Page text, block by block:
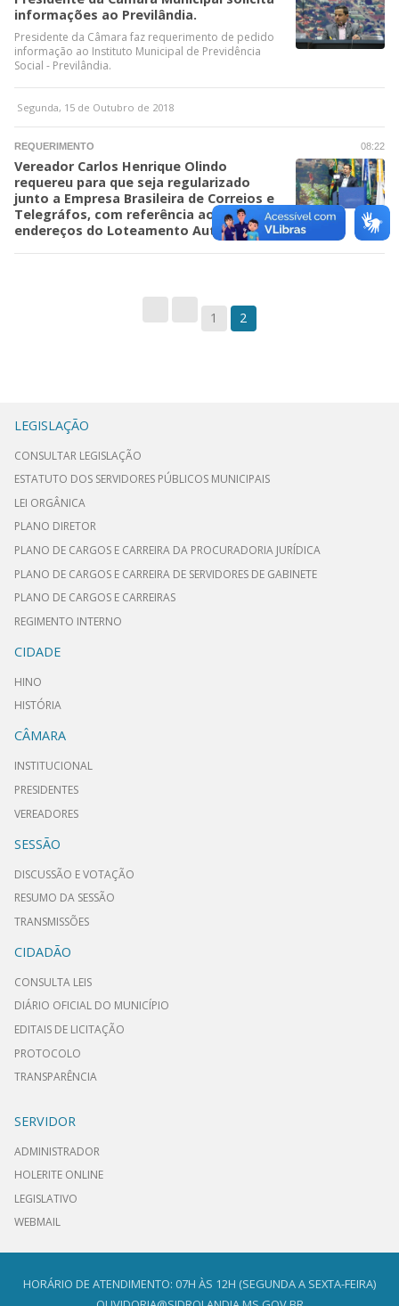
informações ao Previlândia.
Presidente da Câmara faz requerimento de pedido
informação ao Instituto Municipal de Previdência
Social - Previlândia.
Segunda, 15 de Outubro de 2018
08:22
REQUERIMENTO
Vereador Carlos Henrique Olindo
requereu para que seja regularizado
junto a Empresa Brasileira de Correios e
Telegráfos, com referência aos
endereços do Loteamento Auto da Figueira.
1 2
LEGISLAÇÃO
CONSULTAR LEGISLAÇÃO
ESTATUTO DOS SERVIDORES PÚBLICOS MUNICIPAIS
LEI ORGÂNICA
PLANO DIRETOR
PLANO DE CARGOS E CARREIRA DA PROCURADORIA JURÍDICA
PLANO DE CARGOS E CARREIRA DE SERVIDORES DE GABINETE
PLANO DE CARGOS E CARREIRAS
REGIMENTO INTERNO
CIDADE
HINO
HISTÓRIA
CÂMARA
INSTITUCIONAL
PRESIDENTES
VEREADORES
SESSÃO
DISCUSSÃO E VOTAÇÃO
RESUMO DA SESSÃO
TRANSMISSÕES
CIDADÃO
CONSULTA LEIS
DIÁRIO OFICIAL DO MUNICÍPIO
EDITAIS DE LICITAÇÃO
PROTOCOLO
TRANSPARÊNCIA
SERVIDOR
ADMINISTRADOR
HOLERITE ONLINE
LEGISLATIVO
WEBMAIL
HORÁRIO DE ATENDIMENTO: 07H ÀS 12H (SEGUNDA A SEXTA-FEIRA)